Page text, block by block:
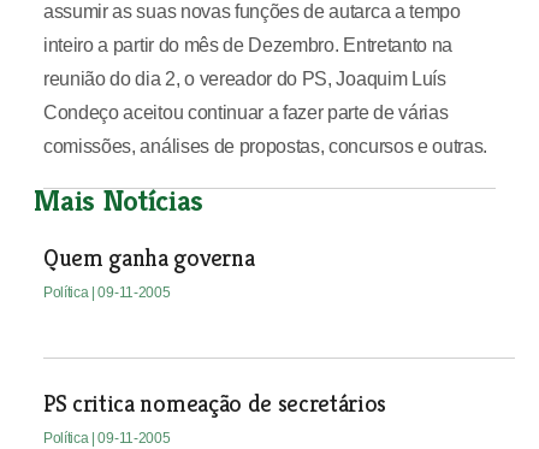
assumir as suas novas funções de autarca a tempo
inteiro a partir do mês de Dezembro. Entretanto na
reunião do dia 2, o vereador do PS, Joaquim Luís
Condeço aceitou continuar a fazer parte de várias
comissões, análises de propostas, concursos e outras.
Mais Notícias
Quem ganha governa
Política | 09-11-2005
PS critica nomeação de secretários
Política | 09-11-2005